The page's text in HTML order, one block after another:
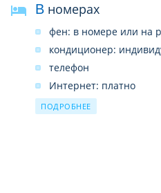
водные виды спорта
бочче бесплатно
прокат теннисных
настольный теннис
виндсерфинг платно
дайвинг-центр платно
В номерах
фен: в номере или на
кондиционер:
телефон
Интернет: платно
мини-бар платно
ПОДРОБНЕЕ